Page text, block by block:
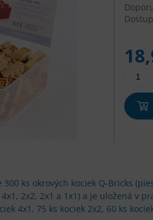
300 ks okrových kociek Q-Bricks
2x2, 2x1 a 1x1) a je uložená v
4x1, 75 ks kociek 2x2, 60 ks